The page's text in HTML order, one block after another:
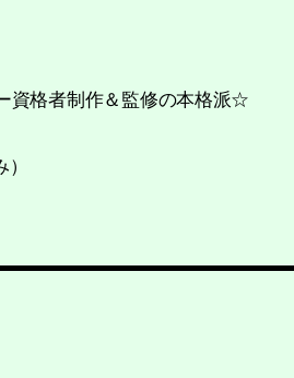
資格者制作＆監修の本格派☆